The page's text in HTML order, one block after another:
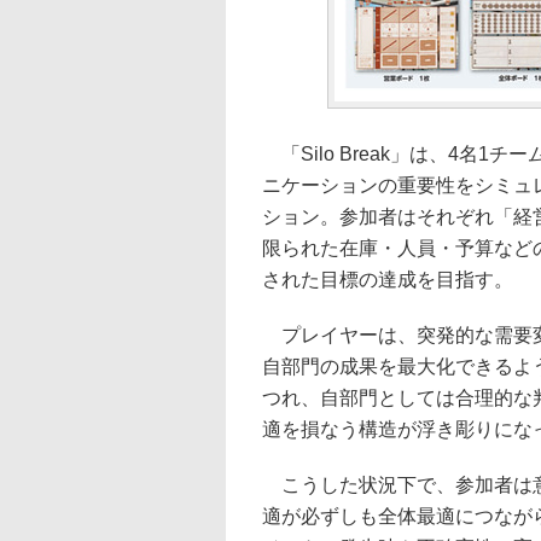
「Silo Break」は、4名1チー
ニケーションの重要性をシミ
ション。参加者はそれぞれ「
限られた在庫・人員・予算な
された目標の達成を目指す。
プレイヤーは、突発的な需要
自部門の成果を最大化できる
つれ、自部門としては合理的
適を損なう構造が浮き彫りにな
こうした状況下で、参加者は
適が必ずしも全体最適につな